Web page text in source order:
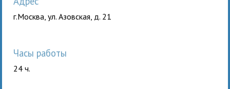
г.Москва, ул. Азовская, д. 21
Часы работы
24 ч.